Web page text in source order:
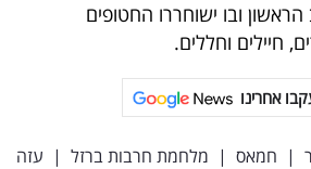
הראשון ובו ישוחררו החטופים
חיילים וחללים.
אחרינו
| חמאס | מלחמת חרבות ברזל | עזה